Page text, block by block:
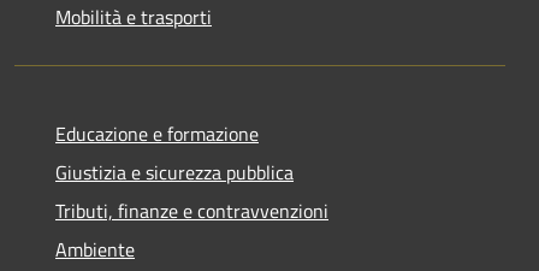
Mobilità e trasporti
Educazione e formazione
Giustizia e sicurezza pubblica
Tributi, finanze e contravvenzioni
Ambiente